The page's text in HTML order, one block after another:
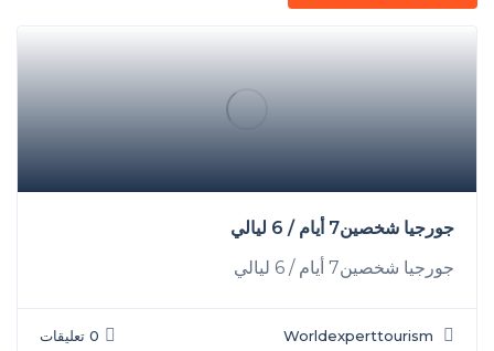
جورجيا شخصين7 أيام / 6 ليالي
جورجيا شخصين7 أيام / 6 ليالي
Worldexperttourism 0 تعليقات